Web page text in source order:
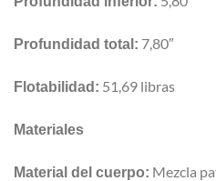
Profundidad total: 7,80″
Flotabilidad: 51,69 libras
Materiales
Material del cuerpo: Mezcla